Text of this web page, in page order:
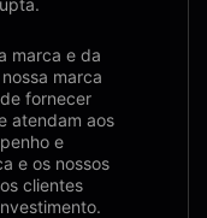
marca e da
marca
fornecer
atendam aos
e
e os nossos
clientes